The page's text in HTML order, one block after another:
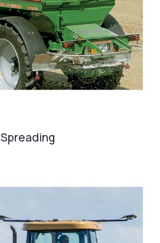
Spreading